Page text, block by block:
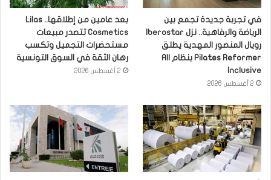
في تجربة جديدة تجمع بين
رويال المنصور المهدية يطلق
Pilates Reformer بنظام All
Inclusive
2 أغسطس 2026
بعد عامين من إطلاقها.. Lilas
Cosmetics تتصدر مبيعات
مستحضرات التجميل وتكسب
رهان الثقة في السوق التونسية
2 أغسطس 2026